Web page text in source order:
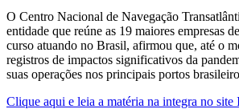
O Centro Nacional de Navegação
entidade que reúne as 19 maiores empresas
curso atuando no Brasil, afirmou que, até o
registros de impactos significativos da
suas operações nos principais portos
Clique aqui e leia a matéria na integra no site